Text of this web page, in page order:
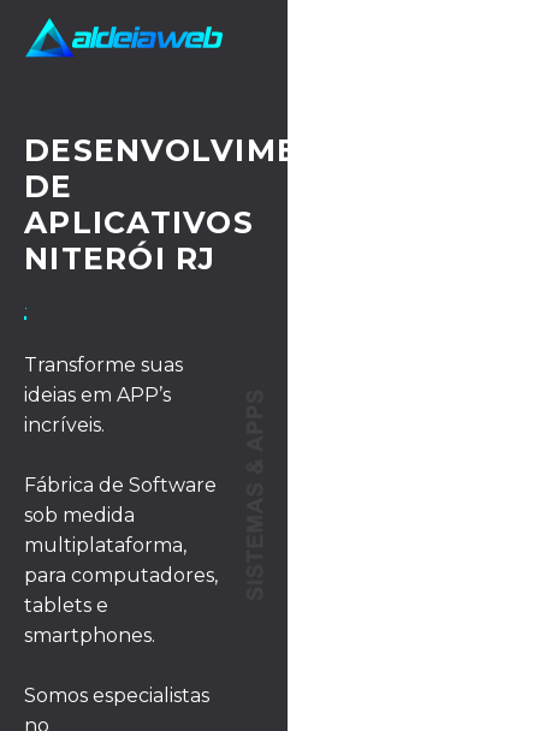
DESENVOLVIMENTO
DE
APLICATIVOS
NITERÓI RJ
· UX/UI DESIGN
Transforme suas
ideias em APP’s
incríveis.
Fábrica de Software
sob medida
multiplataforma,
para computadores,
tablets e
smartphones.
Somos especialistas
no